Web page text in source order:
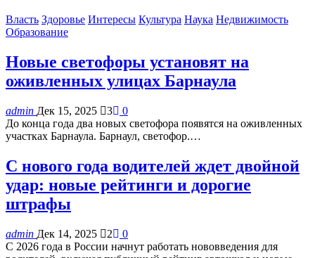
Власть Здоровье Интересы Культура Наука Недвижимость
Образование
Новые светофоры установят на
оживленных улицах Барнаула
admin Дек 15, 2025 3
0
До конца года два новых светофора появятся на оживленных
участках Барнаула. Барнаул, светофор.…
С нового года водителей ждет двойной
удар: новые рейтинги и дорогие
штрафы
admin Дек 14, 2025 2
0
С 2026 года в России начнут работать нововведения для